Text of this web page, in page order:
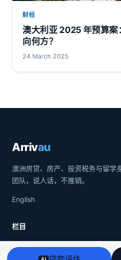
财经
澳大利亚 2025 年预算
向何方？
24 March 2025
Arrivau
澳洲房贷、房产、投资税务与留
团队，说人话，不推销。
English
栏目
房贷